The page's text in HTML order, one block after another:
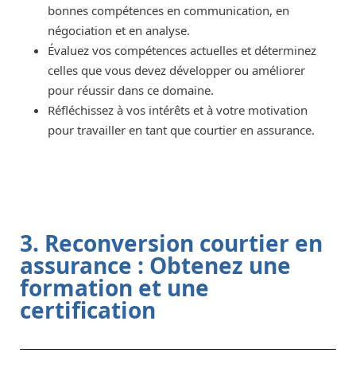
bonnes compétences en communication, en
négociation et en analyse.
Évaluez vos compétences actuelles et déterminez
celles que vous devez développer ou améliorer
pour réussir dans ce domaine.
Réfléchissez à vos intérêts et à votre motivation
pour travailler en tant que courtier en assurance.
3. Reconversion courtier en
assurance : Obtenez une
formation et une
certification